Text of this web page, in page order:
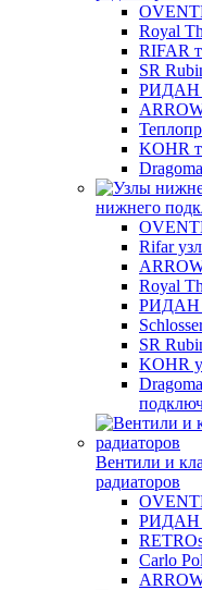
Royal
RIFAR
SR
РИДАН
KOHR
нижнего
Rifar
Royal
РИДАН
SR
KOHR
Вентили и
радиаторов
РИДАН
Carlo